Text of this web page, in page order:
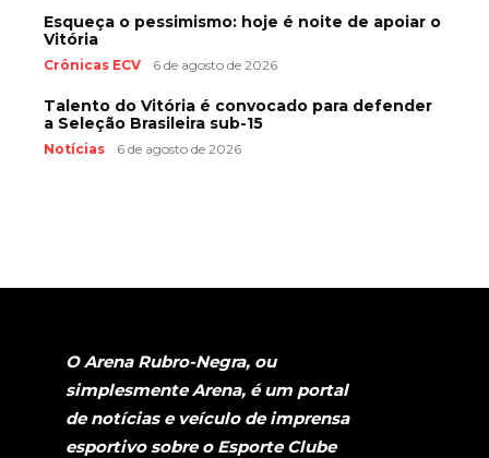
Esqueça o pessimismo: hoje é noite de apoiar o
Vitória
Crônicas ECV 6 de agosto de 2026
Talento do Vitória é convocado para defender
a Seleção Brasileira sub-15
Notícias 6 de agosto de 2026
O Arena Rubro-Negra, ou
simplesmente Arena, é um portal
de notícias e veículo de imprensa
esportivo sobre o Esporte Clube